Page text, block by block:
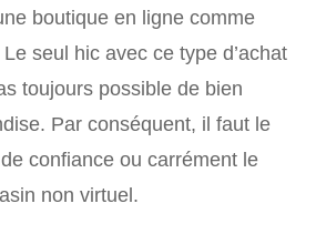
boutique en ligne comme
seul hic avec ce type d’achat
toujours possible de bien
Par conséquent, il faut le
confiance ou carrément le
non virtuel.